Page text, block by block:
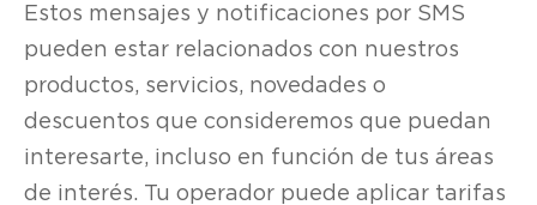
Estos mensajes y notificaciones por SMS
pueden estar relacionados con nuestros
productos, servicios, novedades o
descuentos que consideremos que puedan
interesarte, incluso en función de tus áreas
de interés. Tu operador puede aplicar tarifas